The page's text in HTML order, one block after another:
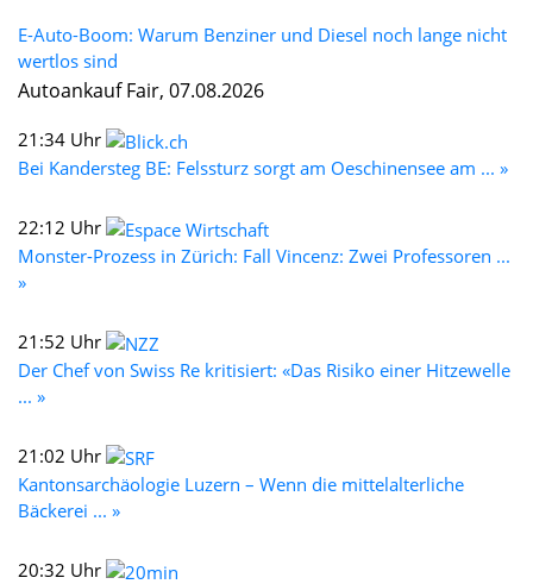
E-Auto-Boom: Warum Benziner und Diesel noch lange nicht
wertlos sind
Autoankauf Fair, 07.08.2026
21:34 Uhr
Bei Kandersteg BE: Felssturz sorgt am Oeschinensee am ... »
22:12 Uhr
Monster-Prozess in Zürich: Fall Vincenz: Zwei Professoren ...
»
21:52 Uhr
Der Chef von Swiss Re kritisiert: «Das Risiko einer Hitzewelle
... »
21:02 Uhr
Kantonsarchäologie Luzern – Wenn die mittelalterliche
Bäckerei ... »
20:32 Uhr